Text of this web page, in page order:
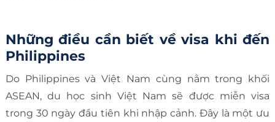
Những điều cần biết về visa khi đến
Philippines
Do Philippines và Việt Nam cùng nằm trong khối
ASEAN, du học sinh Việt Nam sẽ được miễn visa
trong 30 ngày đầu tiên khi nhập cảnh. Đây là một ưu